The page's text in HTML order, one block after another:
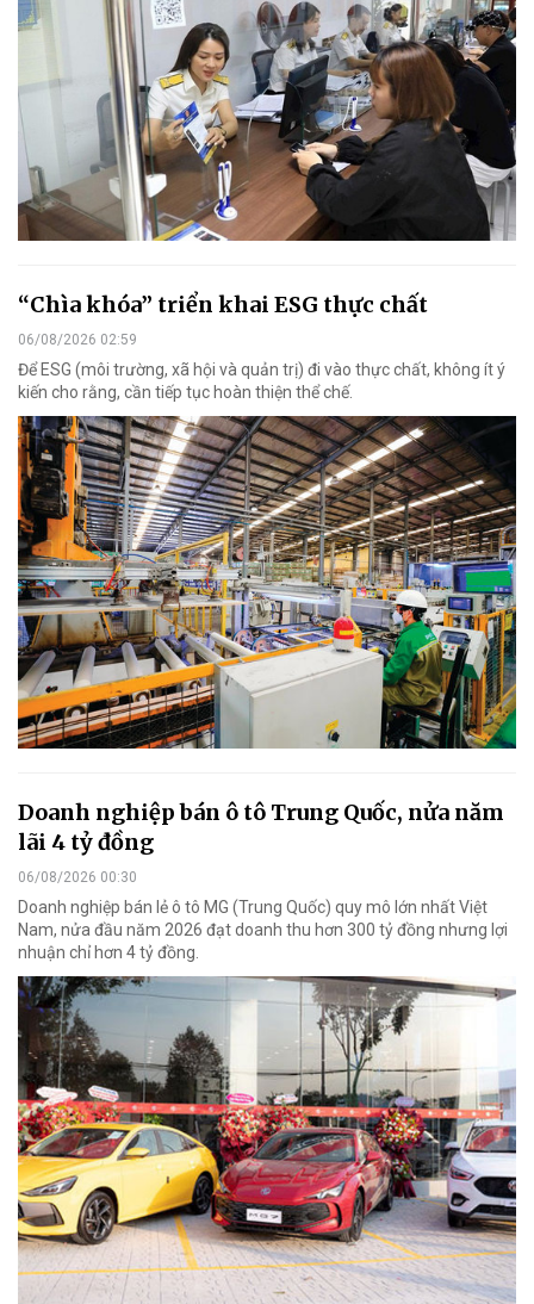
“Chìa khóa” triển khai ESG thực chất
06/08/2026 02:59
Để ESG (môi trường, xã hội và quản trị) đi vào thực chất, không ít ý
kiến cho rằng, cần tiếp tục hoàn thiện thể chế.
Doanh nghiệp bán ô tô Trung Quốc, nửa năm
lãi 4 tỷ đồng
06/08/2026 00:30
Doanh nghiệp bán lẻ ô tô MG (Trung Quốc) quy mô lớn nhất Việt
Nam, nửa đầu năm 2026 đạt doanh thu hơn 300 tỷ đồng nhưng lợi
nhuận chỉ hơn 4 tỷ đồng.